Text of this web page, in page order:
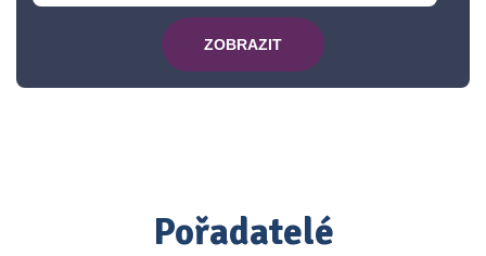
ZOBRAZIT
Pořadatelé